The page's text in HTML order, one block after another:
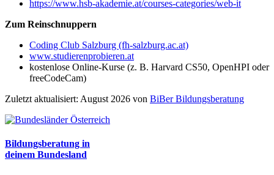
https://www.hsb-akademie.at/courses-categories/web-it
Zum Reinschnuppern
Coding Club Salzburg (fh-salzburg.ac.at)
www.studierenprobieren.at
kostenlose Online-Kurse (z. B. Harvard CS50, OpenHPI oder
freeCodeCam)
Zuletzt aktualisiert: August 2026 von BiBer Bildungsberatung
Bildungsberatung in
deinem Bundesland